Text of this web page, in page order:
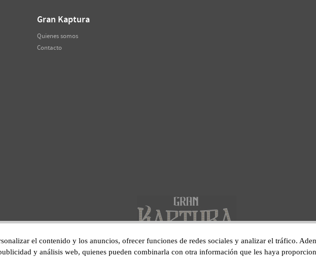
el contenido y los anuncios, ofrecer funciones de redes sociales y analizar el tráfico.
y análisis web, quienes pueden combinarla con otra información que les haya
Gran Kaptura
Quienes somos
Contacto